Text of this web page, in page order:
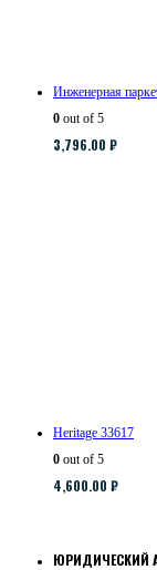
Инженерная
0 out of 5
3,796.00 ₽
Heritage 33617
0 out of 5
4,600.00 ₽
ЮРИДИЧЕСКИЙ